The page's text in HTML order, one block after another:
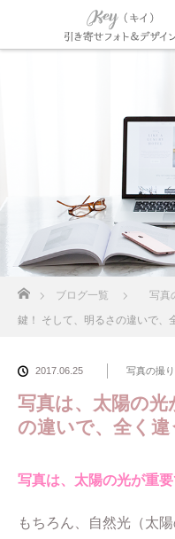
ブログ一覧 写真
鍵！ そして、明るさの違いで、
2017.06.25 写真の撮り
写真は、太陽の光
の違いで、全く違
写真は、太陽の光が重
もちろん、自然光（太陽